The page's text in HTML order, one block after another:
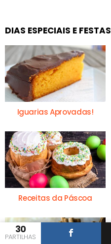
30
PARTILHAS
DIAS ESPECIAIS E FESTAS
Iguarias Aprovadas!
Receitas da Páscoa